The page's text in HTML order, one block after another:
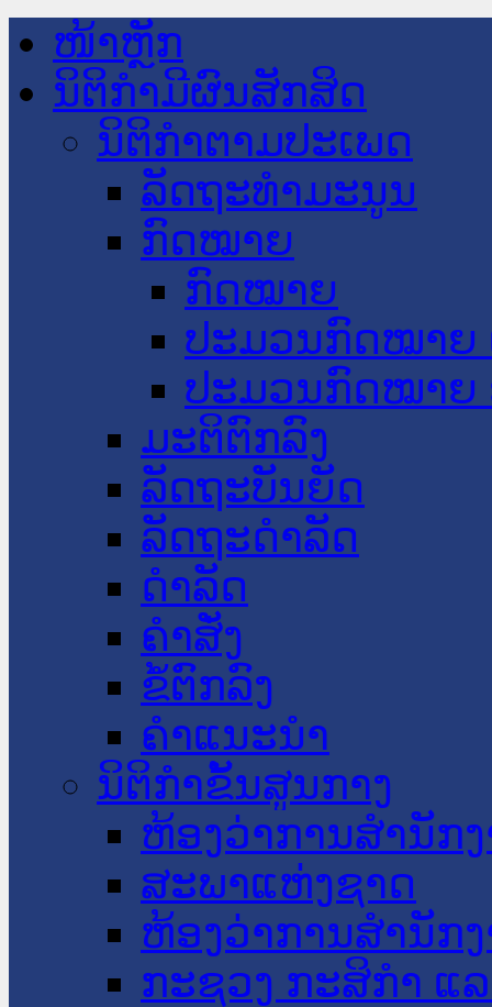
ໜ້າຫຼັກ
ນິຕິກໍາມີຜົນສັກສິດ
ນິຕິກໍາຕາມປະເພດ
ລັດຖະທໍາມະນູນ
ກົດໝາຍ
ກົດໝາຍ
ປະມວນກົດໝາຍ
ປະມວນກົດໝາຍ
ມະຕິຕົກລົງ
ລັດຖະບັນຍັດ
ລັດຖະດໍາລັດ
ດໍາລັດ
ຄໍາສັ່ງ
ຂໍ້ຕົກລົງ
ຄໍາແນະນໍາ
ນິຕິກໍາຂັ້ນສູນກາງ
ຫ້ອງວ່າການສໍານັກ
ສະພາແຫ່ງຊາດ
ຫ້ອງວ່າການສຳນັກ
ກະຊວງ ກະສິກຳ ແ